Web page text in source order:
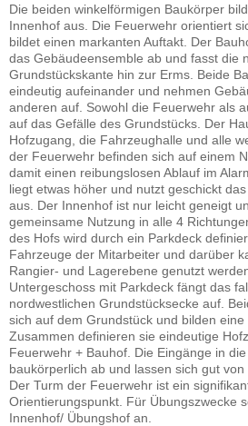
Die beiden winkelförmigen Baukörper
Innenhof aus. Die Feuerwehr orientiert
bildet einen markanten Auftakt. Der
das Gebäudeensemble ab und fasst die
Grundstückskante hin zur Erms. Beide
eindeutig aufeinander und nehmen
anderen auf. Sowohl die Feuerwehr als
auf das Gefälle des Grundstücks. Der
Hofzugang, die Fahrzeughalle und alle
der Feuerwehr befinden sich auf einem
damit einen reibungslosen Ablauf im
liegt etwas höher und nutzt geschickt
aus. Der Innenhof ist nur leicht geneigt
gemeinsame Nutzung in alle 4
des Hofs wird durch ein Parkdeck
Fahrzeuge der Mitarbeiter und darüber
Rangier- und Lagerebene genutzt
Untergeschoss mit Parkdeck fängt das
nordwestlichen Grundstücksecke auf.
sich auf dem Grundstück und bilden eine
Zusammen definieren sie eindeutige
Feuerwehr + Bauhof. Die Eingänge in
baukörperlich ab und lassen sich gut
Der Turm der Feuerwehr ist ein
Orientierungspunkt. Für Übungszwecke
Innenhof/ Übungshof an.